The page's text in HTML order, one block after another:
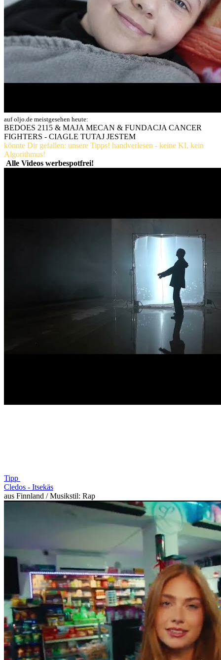
auf oljo.de meistgesehen heute:
BEDOES 2115 & MAJA MECAN & FUNDACJA CANCER
FIGHTERS - CIAGLE TUTAJ JESTEM
könnte Dir gefallen: unsere Tipps! handverlesen - keine KI, kein
Algorithmus!
Alle Videos werbespotfrei!
Tipp
Cledos - Itsekäs
aus Finnland / Musikstil: Rap